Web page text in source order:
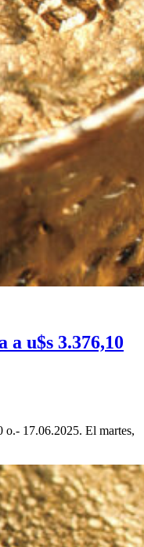
u$s 3.376,10
o.- 17.06.2025. El martes,